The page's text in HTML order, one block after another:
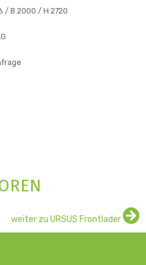
/ B 2000 / H 2720
weiter zu URSUS Frontlader